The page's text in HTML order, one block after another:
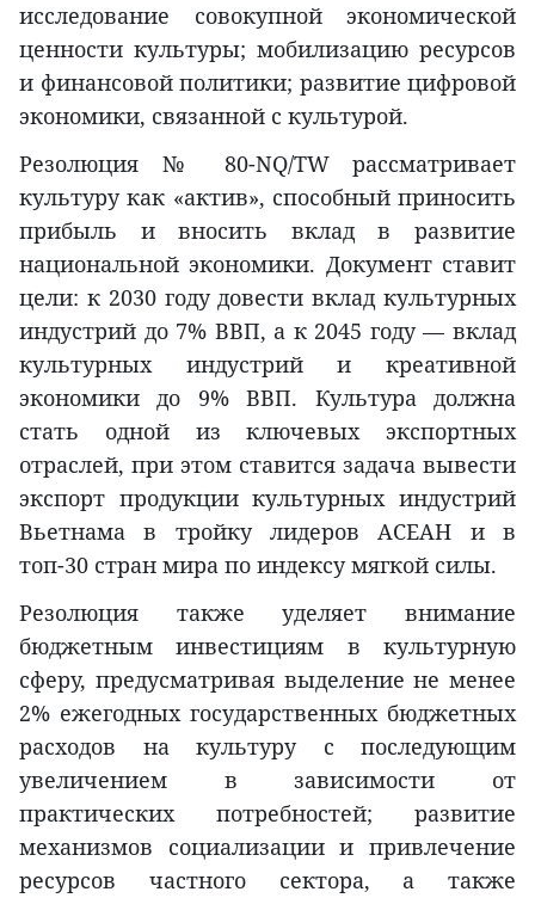
исследование совокупной экономической
ценности культуры; мобилизацию ресурсов
и финансовой политики; развитие цифровой
экономики, связанной с культурой.
Резолюция № 80-NQ/TW рассматривает
культуру как «актив», способный приносить
прибыль и вносить вклад в развитие
национальной экономики. Документ ставит
цели: к 2030 году довести вклад культурных
индустрий до 7% ВВП, а к 2045 году — вклад
культурных индустрий и креативной
экономики до 9% ВВП. Культура должна
стать одной из ключевых экспортных
отраслей, при этом ставится задача вывести
экспорт продукции культурных индустрий
Вьетнама в тройку лидеров АСЕАН и в
топ-30 стран мира по индексу мягкой силы.
Резолюция также уделяет внимание
бюджетным инвестициям в культурную
сферу, предусматривая выделение не менее
2% ежегодных государственных бюджетных
расходов на культуру с последующим
увеличением в зависимости от
практических потребностей; развитие
механизмов социализации и привлечение
ресурсов частного сектора, а также